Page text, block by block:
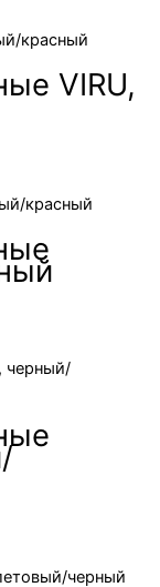
VIRU,